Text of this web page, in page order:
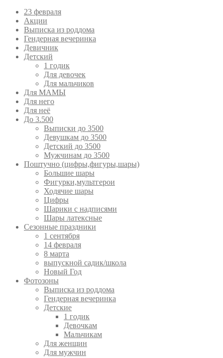
23 февраля
Акции
Выписка из роддома
Гендерная вечеринка
Девичник
Детский
1 годик
Для девочек
Для мальчиков
Для МАМЫ
Для него
Для неё
До 3.500
Выписки до 3500
Девушкам до 3500
Детский до 3500
Мужчинам до 3500
Поштучно (цифры,фигуры,шары)
Большие шары
Фигурки,мультгерои
Ходячие шары
Цифры
Шарики с надписями
Шары латексные
Сезонные праздники
1 сентября
14 февраля
8 марта
выпускной садик/школа
Новый Год
Фотозоны
Выписка из роддома
Гендерная вечеринка
Детские
1 годик
Девочкам
Мальчикам
Для женщин
Для мужчин